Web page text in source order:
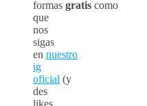
formas gratis como
que
nos
sigas
en nuestro
ig
oficial (y
des
likes